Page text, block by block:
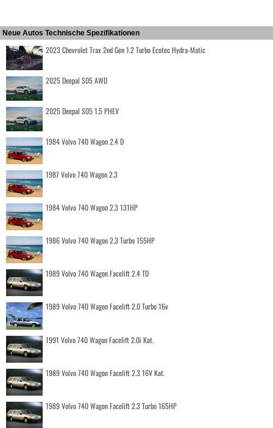
Neue Autos Technische Spezifikationen
2023 Chevrolet Trax 2nd Gen 1.2 Turbo Ecotec Hydra-Matic
2025 Deepal S05 AWD
2025 Deepal S05 1.5 PHEV
1984 Volvo 740 Wagon 2.4 D
1987 Volvo 740 Wagon 2.3
1984 Volvo 740 Wagon 2.3 131HP
1986 Volvo 740 Wagon 2.3 Turbo 155HP
1989 Volvo 740 Wagon Facelift 2.4 TD
1989 Volvo 740 Wagon Facelift 2.0 Turbo 16v
1991 Volvo 740 Wagon Facelift 2.0i Kat.
1989 Volvo 740 Wagon Facelift 2.3 16V Kat.
1989 Volvo 740 Wagon Facelift 2.3 Turbo 165HP